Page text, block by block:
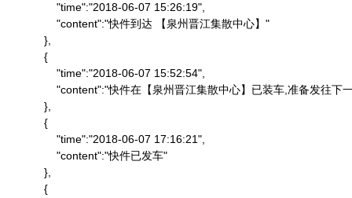
                "time":"2018-06-07 15:26:19",
                "content":"快件到达 【泉州晋江集散中心】"
            },
            {
                "time":"2018-06-07 15:52:54",
"content":"快件在【泉州晋江集散中心】已装车,准备发往下
            },
            {
                "time":"2018-06-07 17:16:21",
                "content":"快件已发车"
            },
            {